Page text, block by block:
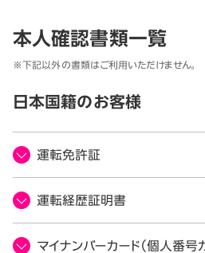
本人確認書類一覧
※下記以外の書類はご利用いただけません。
日本国籍のお客様
運転免許証
運転経歴証明書
マイナンバーカード（個人番号